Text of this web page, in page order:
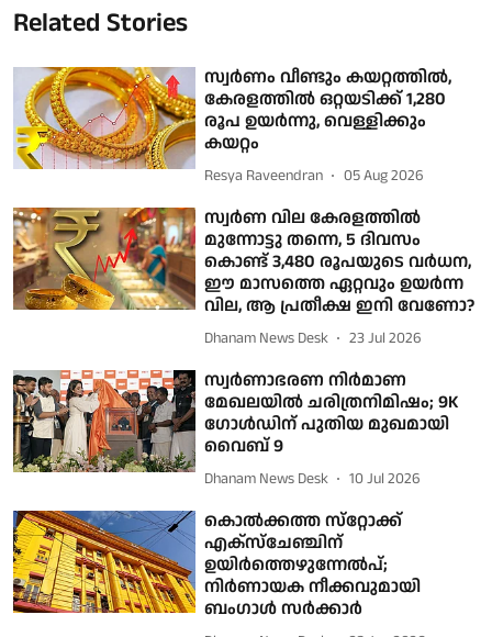
Related Stories
സ്വര്‍ണം വീണ്ടും കയറ്റത്തില്‍,
കേരളത്തില്‍ ഒറ്റയടിക്ക് 1,280
രൂപ ഉയര്‍ന്നു, വെള്ളിക്കും
കയറ്റം
Resya Raveendran 05 Aug 2026
സ്വര്‍ണ വില കേരളത്തില്‍
മുന്നോട്ടു തന്നെ, 5 ദിവസം
കൊണ്ട് 3,480 രൂപയുടെ വര്‍ധന,
ഈ മാസത്തെ ഏറ്റവും ഉയര്‍ന്ന
വില, ആ പ്രതീക്ഷ ഇനി വേണോ?
Dhanam News Desk 23 Jul 2026
സ്വര്‍ണാഭരണ നിര്‍മാണ
മേഖലയില്‍ ചരിത്രനിമിഷം; 9K
ഗോള്‍ഡിന് പുതിയ മുഖമായി
വൈബ് 9
Dhanam News Desk 10 Jul 2026
കൊല്‍ക്കത്ത സ്‌റ്റോക്ക്
എക്‌സ്‌ചേഞ്ചിന്
ഉയിര്‍ത്തെഴുന്നേല്‍പ്;
നിര്‍ണായക നീക്കവുമായി
ബംഗാള്‍ സര്‍ക്കാര്‍